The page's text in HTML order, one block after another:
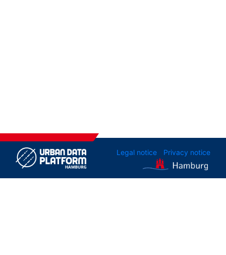
Legal notice Privacy notice